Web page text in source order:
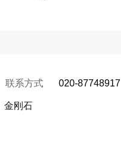
联系方式 020-87748917
金刚石